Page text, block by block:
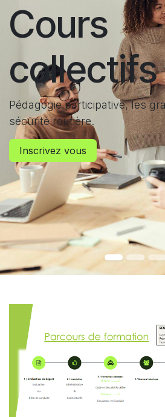
Cours
collectifs
Pédagogie participative, les
sécurité routière.
Inscrivez vous